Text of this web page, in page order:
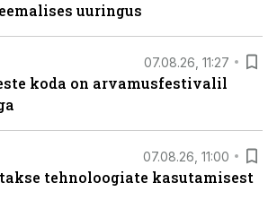
uuringus
07.08.26, 11:27
koda on arvamusfestivalil
07.08.26, 11:00
tehnoloogiate kasutamisest